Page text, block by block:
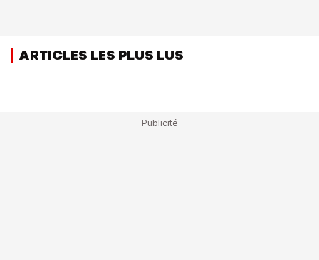
ARTICLES LES PLUS LUS